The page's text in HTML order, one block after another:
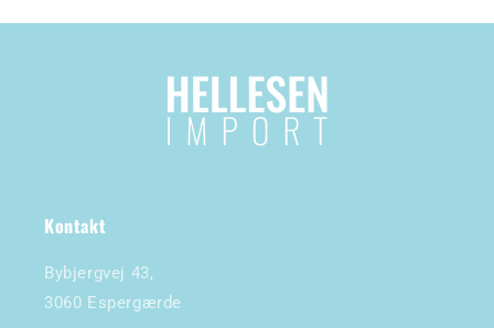
Kontakt
Bybjergvej 43,
3060 Espergærde